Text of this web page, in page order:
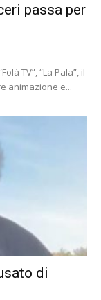
passa per
TV”, “La Pala”, il
animazione e...
di